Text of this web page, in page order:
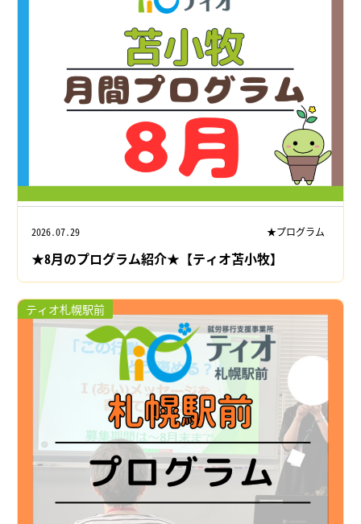
2026.07.29 ★プログラム
★8月のプログラム紹介★【ティオ苫小牧】
ティオ札幌駅前